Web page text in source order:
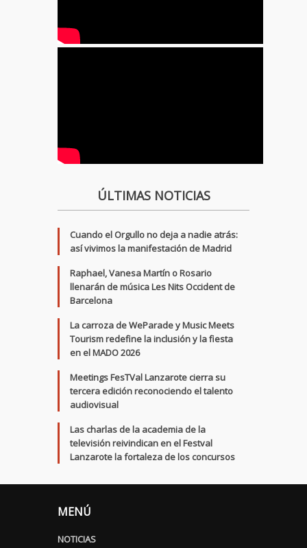
ÚLTIMAS NOTICIAS
Cuando el Orgullo no deja a nadie atrás:
así vivimos la manifestación de Madrid
Raphael, Vanesa Martín o Rosario
llenarán de música Les Nits Occident de
Barcelona
La carroza de WeParade y Music Meets
Tourism redefine la inclusión y la fiesta
en el MADO 2026
Meetings FesTVal Lanzarote cierra su
tercera edición reconociendo el talento
audiovisual
Las charlas de la academia de la
televisión reivindican en el Festval
Lanzarote la fortaleza de los concursos
MENÚ
NOTICIAS